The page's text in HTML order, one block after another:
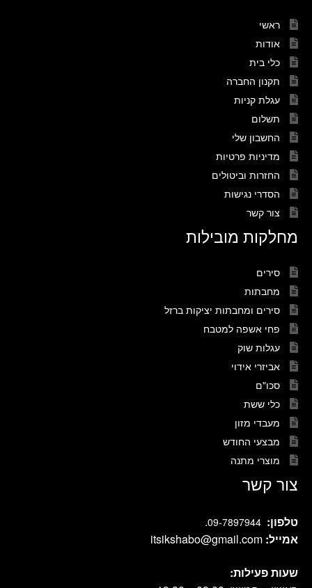
ראשי
אודות
כלי בית
תקנון החברה
עגלת קניות
תשלום
החשבון שלי
מדיניות פרטיות
החזרות וביטולים
הסדרי נגישות
צור קשר
מחלקות מובילות
סירים
מחבתות
סירים ומחבתות יציקות ברזל
פחי אשפה למטבח
עגלות שוק
אביזרי אידוי
סכו"ם
כלי ששת
מעבדי מזון
מבצעי החודש
מוצרי מתנה
צור קשר
טלפון: 09-7897944
.
אמייל: itsikshabo@gmail.com
שעות פעילות: